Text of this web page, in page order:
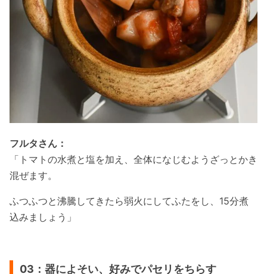
フルタさん：
「トマトの水煮と塩を加え、全体になじむようざっとかき
混ぜます。
ふつふつと沸騰してきたら弱火にしてふたをし、15分煮
込みましょう」
03：器によそい、好みでパセリをちらす